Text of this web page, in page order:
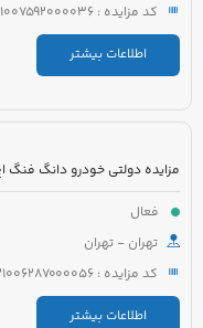
کد مزایده : 5221007592000036
اطلاعات بیشتر
فعال
تهران - تهران
کد مزایده : 5221006287000056
اطلاعات بیشتر